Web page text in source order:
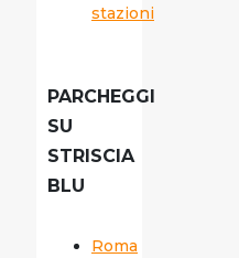
stazioni
PARCHEGGI
SU
STRISCIA
BLU
Roma